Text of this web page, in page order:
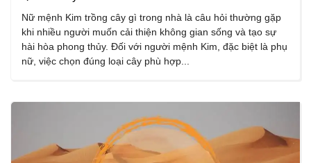
Nữ mệnh Kim trồng cây gì trong nhà là câu hỏi thường gặp
khi nhiều người muốn cải thiện không gian sống và tạo sự
hài hòa phong thủy. Đối với người mệnh Kim, đặc biệt là phụ
nữ, việc chọn đúng loại cây phù hợp...